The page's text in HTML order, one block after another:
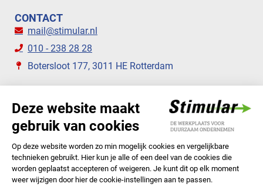
CONTACT
mail@stimular.nl
010 - 238 28 28
Botersloot 177, 3011 HE Rotterdam
STIMULAR NIEUWSBRIEVEN
ABONNEER NU